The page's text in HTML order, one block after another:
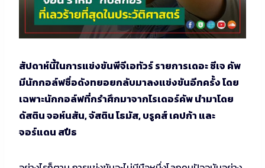
สัปดาห์นี้ในการแข่งขันพีจีเอทัวร์ รายการเดอะ ซีเจ คัพ
มีนักกอล์ฟชื่อดังทยอยกลับมาลงแข่งขันอีกครั้ง โดย
เฉพาะนักกอล์ฟที่กรำศึกมาจากไรเดอร์คัพ นำมาโดย
ดัสติน จอห์นสัน, จัสติน โธมัส, บรูคส์ เคปก้า และ
จอร์แดน สปีธ